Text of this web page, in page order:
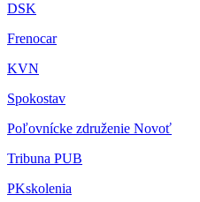
DSK
Frenocar
KVN
Spokostav
Poľovnícke združenie Novoť
Tribuna PUB
PKskolenia